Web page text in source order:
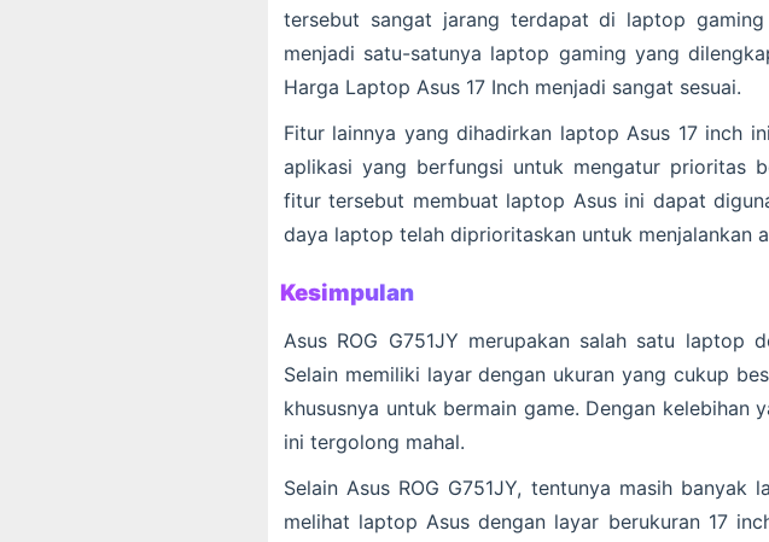
tersebut sangat jarang terdapat di laptop gaming
menjadi satu-satunya laptop gaming yang
Harga Laptop Asus 17 Inch menjadi sangat sesuai.
Fitur lainnya yang dihadirkan laptop Asus 17 inch
aplikasi yang berfungsi untuk mengatur prioritas
fitur tersebut membuat laptop Asus ini dapat
daya laptop telah diprioritaskan untuk menjalankan
Kesimpulan
Asus ROG G751JY merupakan salah satu laptop
Selain memiliki layar dengan ukuran yang cukup
khususnya untuk bermain game. Dengan
ini tergolong mahal.
Selain Asus ROG G751JY, tentunya masih
melihat laptop Asus dengan layar berukuran 17